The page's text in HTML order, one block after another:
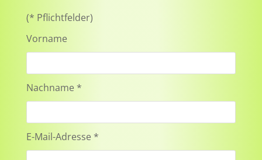
(* Pflichtfelder)
Vorname
Nachname *
E-Mail-Adresse *